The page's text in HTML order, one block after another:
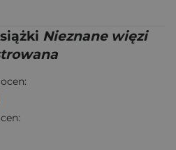
Nieznane więzi